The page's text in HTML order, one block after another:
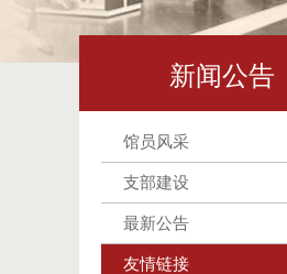
新闻公告
馆员风采
支部建设
最新公告
友情链接